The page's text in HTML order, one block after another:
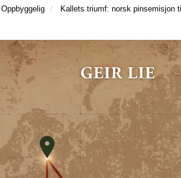
Oppbyggelig Kallets triumf: norsk pinsemisjon